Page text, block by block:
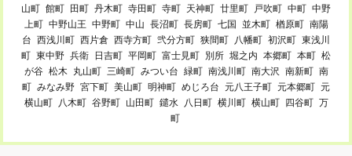
山町 館町 田町 丹木町 寺田町 寺町 天神町 廿里町 戸吹町 中町 中野
上町 中野山王 中野町 中山 長沼町 長房町 七国 並木町 楢原町 南陽
台 西浅川町 西片倉 西寺方町 弐分方町 狭間町 八幡町 初沢町 東浅川
町 東中野 兵衛 日吉町 平岡町 富士見町 別所 堀之内 本郷町 本町 松
が谷 松木 丸山町 三崎町 みつい台 緑町 南浅川町 南大沢 南新町 南
町 みなみ野 宮下町 美山町 明神町 めじろ台 元八王子町 元本郷町 元
横山町
八木町 谷野町 山田町 鑓水 八日町 横川町 横山町 四谷町 万
町